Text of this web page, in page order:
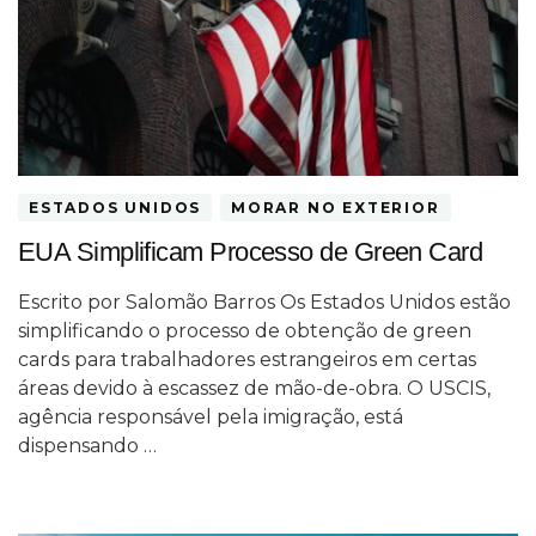
ESTADOS UNIDOS MORAR NO EXTERIOR
EUA Simplificam Processo de Green Card
Escrito por Salomão Barros Os Estados Unidos estão
simplificando o processo de obtenção de green
cards para trabalhadores estrangeiros em certas
áreas devido à escassez de mão-de-obra. O USCIS,
agência responsável pela imigração, está
dispensando …